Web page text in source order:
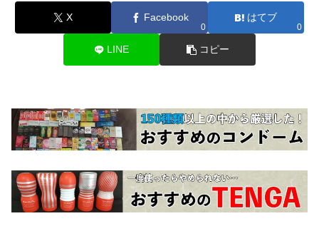
X Facebook
0
はてブ
0
LINE コピー